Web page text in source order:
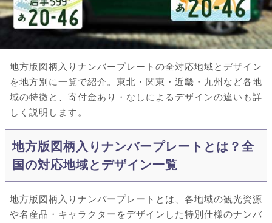
地方版図柄入りナンバープレートの全対応地域とデザイン
を地方別に一覧で紹介。東北・関東・近畿・九州など各地
域の特徴と、寄付金あり・なしによるデザインの違いも詳
しく説明します。
地方版図柄入りナンバープレートとは？全
国の対応地域とデザイン一覧
地方版図柄入りナンバープレートとは、各地域の観光資源
や名産品・キャラクターをデザインした特別仕様のナンバ